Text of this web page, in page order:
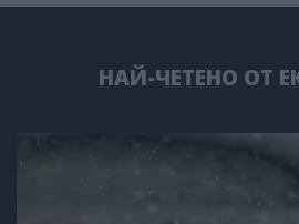
НАЙ-ЧЕТЕНО ОТ